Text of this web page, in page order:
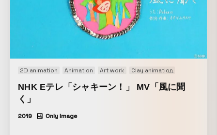
2D animation Animation Art work Clay animation
NHK Eテレ「シャキーン！」 MV「風に聞
く」
2019 Only Image